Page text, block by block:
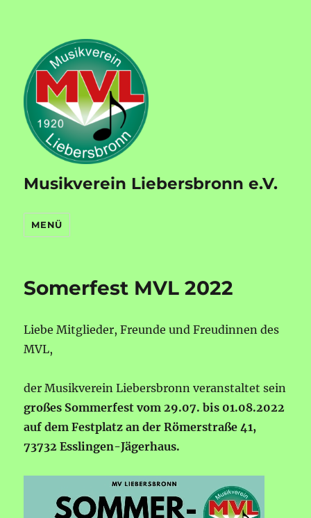
Musikverein Liebersbronn e.V.
MENÜ
Somerfest MVL 2022
Liebe Mitglieder, Freunde und Freudinnen des
MVL,
der Musikverein Liebersbronn veranstaltet sein
großes Sommerfest vom 29.07. bis 01.08.2022
auf dem Festplatz an der Römerstraße 41,
73732 Esslingen-Jägerhaus.